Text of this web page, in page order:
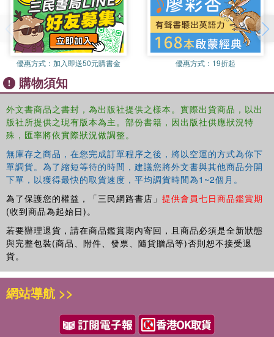
Case of the Counterfeit Coin."
優惠方式： 加入即送50元購書金 優惠方式： 19折起
購物須知
外文書商品之書封，為出版社提供之樣本。實際出貨商品，以出
版社所提供之現有版本為主。部份書籍，因出版社供應狀況特
殊，匯率將依實際狀況做調整。
無庫存之商品，在您完成訂單程序之後，將以空運的方式為你下
單調貨。為了縮短等待的時間，建議您將外文書與其他商品分開
下單，以獲得最快的取貨速度，平均調貨時間為1~2個月。
為了保護您的權益，「三民網路書店」 提供會員七日商品鑑賞期
(收到商品為起始日)。
若要辦理退貨，請在商品鑑賞期內寄回，且商品必須是全新狀態
與完整包裝(商品、附件、發票、隨貨贈品等)否則恕不接受退
貨。
網站導航 >>